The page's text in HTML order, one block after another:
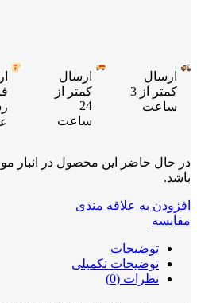
ارسال
کمتر از 3
ساعت
ارسال
کمتر از
24
ساعت
در حال حاضر این محصول در انبار
باشد.
افزودن به علاقه مندی
مقایسه
توضیحات
توضیحات تکمیلی
نظرات (0)